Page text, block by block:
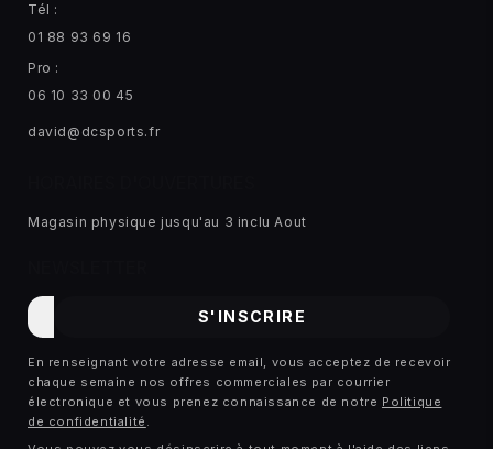
Tél :
01 88 93 69 16
Pro :
06 10 33 00 45
david@dcsports.fr
Magasin physique jusqu'au 3 inclu Aout
E-
mail
S'INSCRIRE
En renseignant votre adresse email, vous acceptez de recevoir
chaque semaine nos offres commerciales par courrier
électronique et vous prenez connaissance de notre Politique
de confidentialité .